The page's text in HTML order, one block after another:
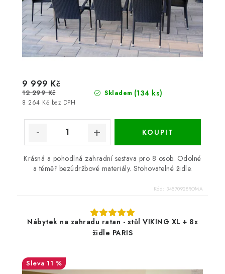
Skladem (134 ks)
8 264 Kč bez DPH
9 999 Kč
12 299 Kč
Krásná a pohodlná zahradní sestava pro 8 osob. Odolné
a téměř bezúdržbové materiály. Stohovatelné židle.
Kód: 34570928ROMA
Nábytek na zahradu ratan - stůl VIKING XL + 8x
židle PARIS
11 %